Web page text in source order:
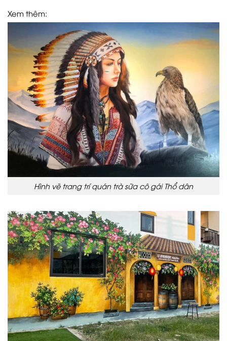
Xem thêm:
Hình vẽ trang trí quán trà sữa cô gái Thổ dân